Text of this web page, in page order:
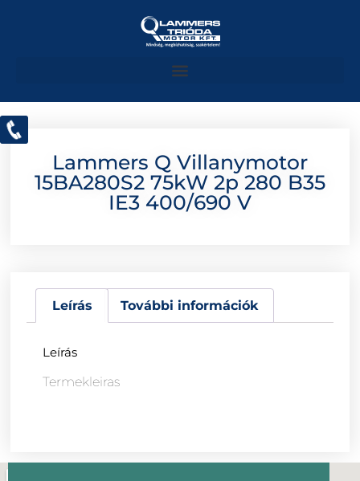
Lammers Q Villanymotor
15BA280S2 75kW 2p 280 B35
IE3 400/690 V
Leírás További információk
Leírás
Termekleiras